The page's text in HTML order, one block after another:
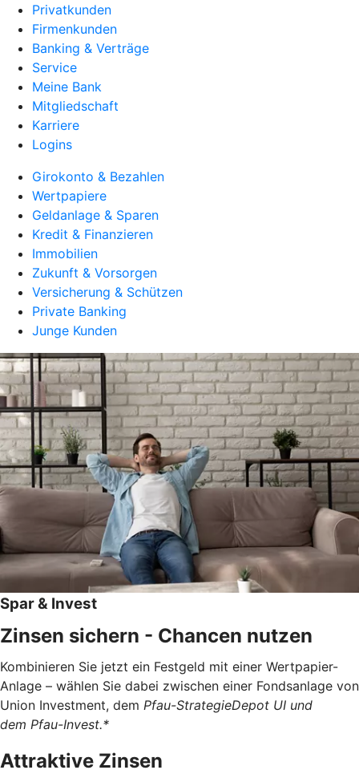
Privatkunden
Firmenkunden
Banking & Verträge
Service
Meine Bank
Mitgliedschaft
Karriere
Logins
Girokonto & Bezahlen
Wertpapiere
Geldanlage & Sparen
Kredit & Finanzieren
Immobilien
Zukunft & Vorsorgen
Versicherung & Schützen
Private Banking
Junge Kunden
Spar & Invest
Zinsen sichern - Chancen nutzen
Kombinieren Sie jetzt ein Festgeld mit einer Wertpapier-
Anlage – wählen Sie dabei zwischen einer Fondsanlage von
Union Investment, dem Pfau-StrategieDepot UI und
dem Pfau-Invest.*
Attraktive Zinsen